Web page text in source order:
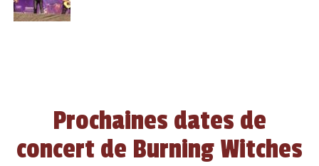
Prochaines dates de
concert de Burning Witches